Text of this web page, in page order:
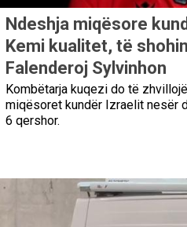
Ndeshja miqësore
Kemi kualitet, të
Falenderoj Sylvinhon
Kombëtarja kuqezi do të
miqësoret kundër Izraelit nesër
6 qershor.